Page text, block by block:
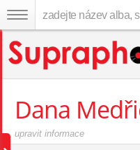
Dana
upravit informace